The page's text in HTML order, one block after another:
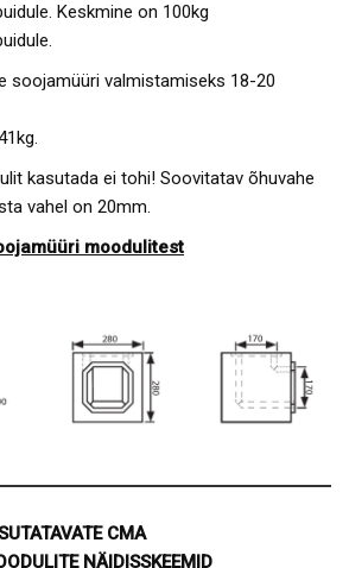
Keskmine on 100kg
soojamüüri valmistamiseks 18-20
kasutada ei tohi! Soovitatav õhuvahe
vahel on 20mm.
moodulitest
CMA
NÄIDISSKEEMID